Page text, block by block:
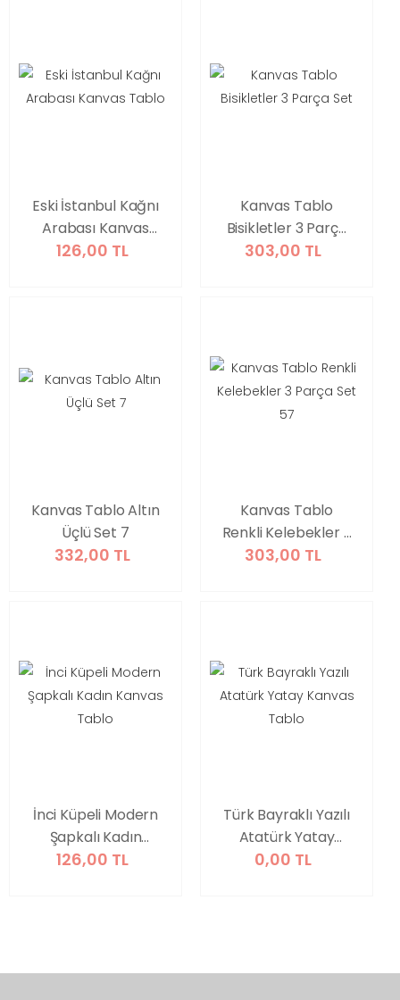
Eski İstanbul Kağnı
Arabası Kanvas
Tablo
126,00 TL
Kanvas Tablo
Bisikletler 3 Parça
Set
303,00 TL
Kanvas Tablo Altın
Üçlü Set 7
332,00 TL
Kanvas Tablo
Renkli Kelebekler 3
Parça Set 57
303,00 TL
İnci Küpeli Modern
Şapkalı Kadın
Kanvas Tablo
126,00 TL
Türk Bayraklı Yazılı
Atatürk Yatay
Kanvas Tablo
0,00 TL